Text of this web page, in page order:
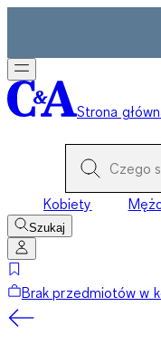
Strona
Kobiety
Szukaj
Brak przedmiotów w